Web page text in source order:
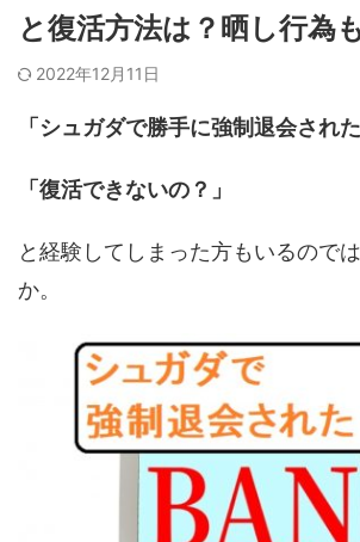
と復活方法は？晒し行為
2022年12月11日
「シュガダで勝手に強制退会された
「復活できないの？」
と経験してしまった方もいるので
か。